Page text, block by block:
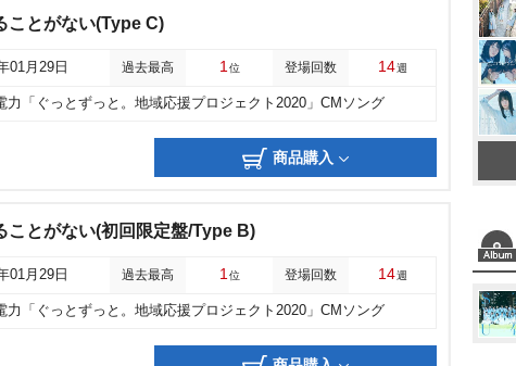
ことがない(Type C)
01月29日 過去最高 1 位 登場回数 14週
力「ぐっとずっと。地域応援プロジェクト2020」CMソング
商品購入
ことがない(初回限定盤/Type B)
01月29日 過去最高 1 位 登場回数 14週
力「ぐっとずっと。地域応援プロジェクト2020」CMソング